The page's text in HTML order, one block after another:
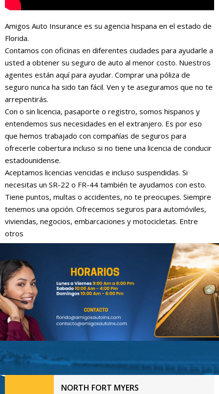
Amigos Auto Insurance es su agencia hispana en el estado de
Florida.
Contamos con oficinas en diferentes ciudades para ayudarle a
usted a obtener su seguro de auto al menor costo. Nuestros
agentes están aquí para ayudar. Comprar una póliza de
seguro nunca ha sido tan fácil. Ven y te aseguramos que no te
arrepentirás.
Con o sin licencia, pasaporte o registro, somos hispanos y
entendemos sus necesidades en el extranjero. Es por eso
que hemos trabajado con compañías de seguros para
ofrecerle cobertura incluso si no tiene una licencia de conducir
estadounidense.
Aceptamos licencias vencidas e incluso suspendidas. Si
necesitas un SR-22 o FR-44 también te ayudamos con esto.
Tiene puntos, multas o accidentes, no te preocupes. Siempre
tenemos una opción. Ofrecemos seguros para automóviles,
viviendas, negocios, embarcaciones y motocicletas. Entre
otros
NORTH FORT MYERS